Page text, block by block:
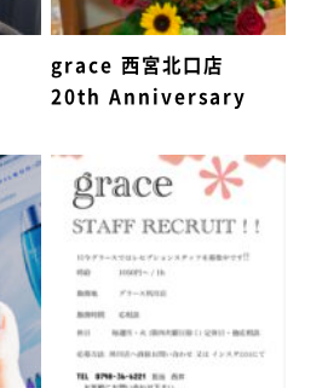
grace 西宮北口店
20th Anniversary